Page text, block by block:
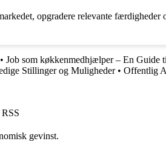
opgradere relevante
Job som køkkenmedhjælper – En Guide
Stillinger og Muligheder• Offentlig
RSS
gevinst.